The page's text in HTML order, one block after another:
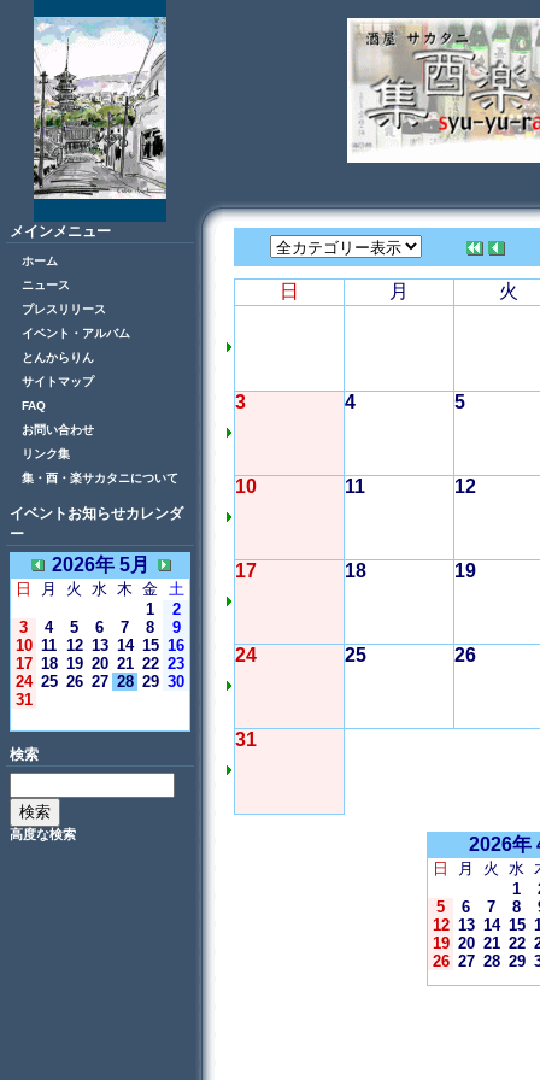
メインメニュー
ホーム
ニュース
プレスリリース
イベント・アルバム
とんからりん
サイトマップ
FAQ
お問い合わせ
リンク集
集・酉・楽サカタニについて
イベントお知らせカレンダ
ー
2026年 5月
日 月 火 水 木 金 土
1
2
3
4 5 6 7 8
9
10 11 12 13 14 15 16
17 18 19 20 21 22 23
24 25 26 27 28 29 30
31
検索
高度な検索
日 月 火
3 4 5
10 11 12
17 18 19
24 25 26
31
2026年
日 月 火 水
1
5
6 7 8
12 13 14 15
19 20 21 22
26 27 28 29